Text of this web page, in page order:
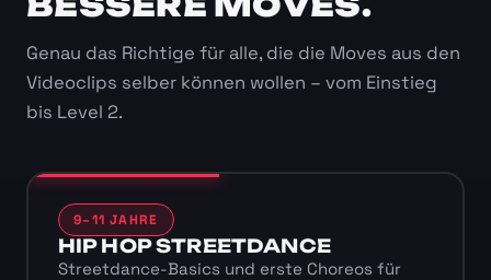
Genau das Richtige für alle, die die Moves aus den
Videoclips selber können wollen – vom Einstieg
bis Level 2.
9–11 JAHRE
HIP HOP STREETDANCE
Streetdance-Basics und erste Choreos für